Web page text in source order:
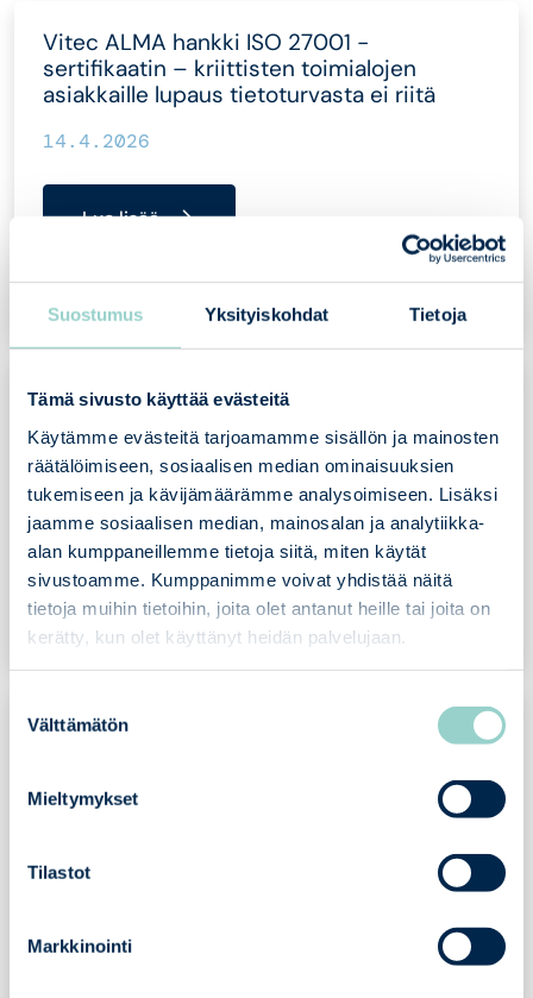
Suostumus Yksityiskohdat Tietoja
Tämä sivusto käyttää evästeitä
Käytämme evästeitä tarjoamamme sisällön ja mainosten
räätälöimiseen, sosiaalisen median ominaisuuksien
tukemiseen ja kävijämäärämme analysoimiseen. Lisäksi
jaamme sosiaalisen median, mainosalan ja analytiikka-
alan kumppaneillemme tietoja siitä, miten käytät
sivustoamme. Kumppanimme voivat yhdistää näitä
tietoja muihin tietoihin, joita olet antanut heille tai joita on
kerätty, kun olet käyttänyt heidän palvelujaan.
valinta
Välttämätön
Mieltymykset
Tilastot
Markkinointi
Vitec ALMA hankki ISO 27001 -
sertifikaatin – kriittisten toimialojen
asiakkaille lupaus tietoturvasta ei riitä
14.4.2026
Lue lisää
ISO 27001 -sertifiointi IT-yrityksessä on
helpompi projekti kuin luulet
4.3.2026
Lue lisää
Kyberturvallisuuden asiantuntija